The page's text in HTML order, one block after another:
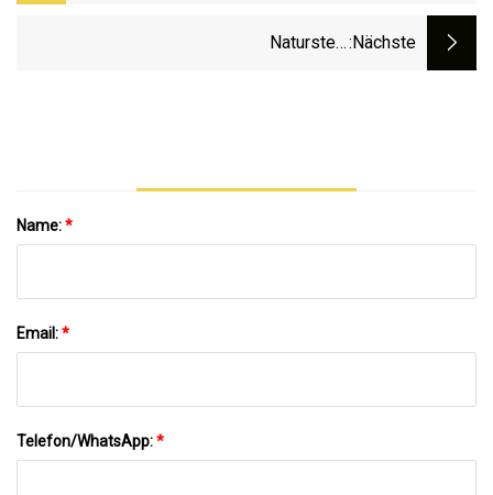
Boden-/Wandplatten/Fliesen/Treppen/
Naturstein:nächste
Name:*
Email:*
Telefon/WhatsApp:*